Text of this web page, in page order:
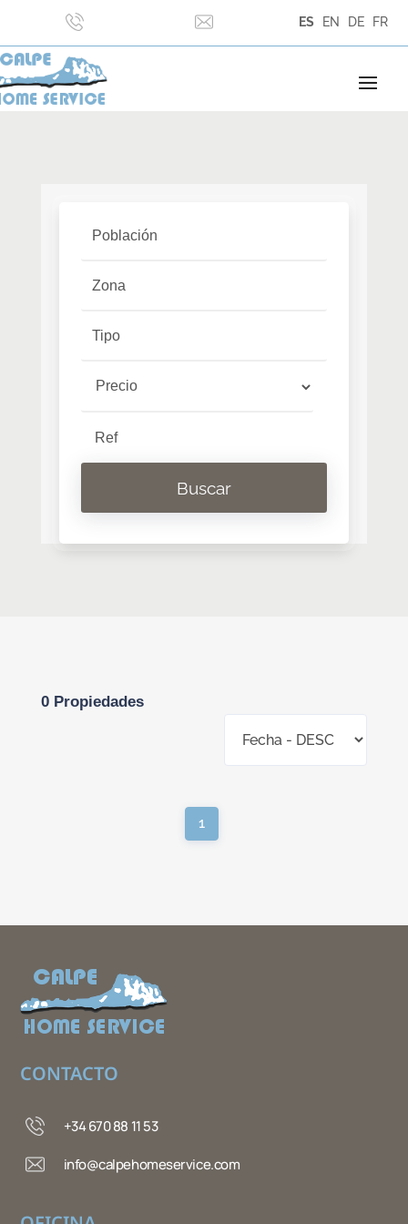
ES EN DE FR
Población
Zona
Tipo
Buscar
0 Propiedades
1
CONTACTO
+34 670 88 11 53
info@calpehomeservice.com